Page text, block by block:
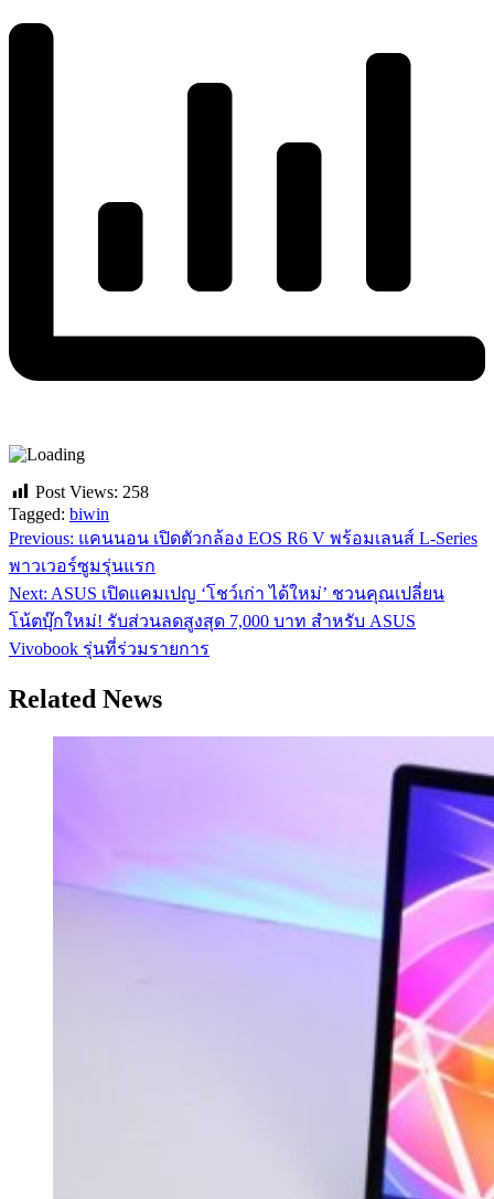
Post Views: 258
Tagged: biwin
แนะแนว
เรื่อง
Previous: แคนนอน เปิดตัวกล้อง EOS R6 V พร้อมเลนส์ L-Series
พาวเวอร์ซูมรุ่นแรก
Next: ASUS เปิดแคมเปญ ‘โชว์เก่า ได้ใหม่’ ชวนคุณเปลี่ยน
โน้ตบุ๊กใหม่! รับส่วนลดสูงสุด 7,000 บาท สำหรับ ASUS
Vivobook รุ่นที่ร่วมรายการ
Related News